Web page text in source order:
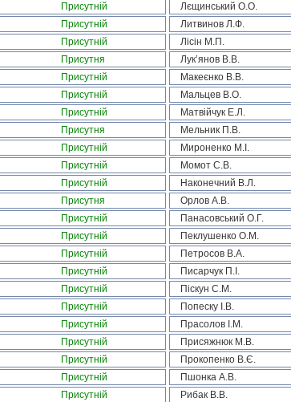
Присутній Лєщинський О.О.
Присутній Литвинов Л.Ф.
Присутній Лісін М.П.
Присутня Лук’янов В.В.
Присутній Макеєнко В.В.
Присутній Мальцев В.О.
Присутній Матвійчук Е.Л.
Присутня Мельник П.В.
Присутній Мироненко М.І.
Присутній Момот С.В.
Присутній Наконечний В.Л.
Присутня Орлов А.В.
Присутній Панасовський О.Г.
Присутній Пеклушенко О.М.
Присутній Петросов В.А.
Присутній Писарчук П.І.
Присутній Піскун С.М.
Присутній Попеску І.В.
Присутній Прасолов І.М.
Присутній Присяжнюк М.В.
Присутній Прокопенко В.Є.
Присутній Пшонка А.В.
Присутній Рибак В.В.